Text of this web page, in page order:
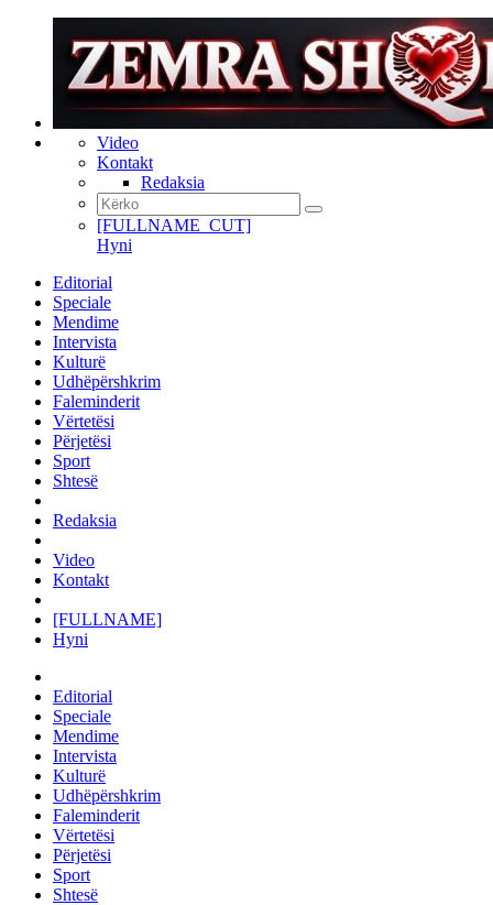
Video
Kontakt
Redaksia
[FULLNAME_CUT]
Hyni
Editorial
Speciale
Mendime
Intervista
Kulturë
Udhëpërshkrim
Faleminderit
Vërtetësi
Përjetësi
Sport
Shtesë
Redaksia
Video
Kontakt
[FULLNAME]
Hyni
Editorial
Speciale
Mendime
Intervista
Kulturë
Udhëpërshkrim
Faleminderit
Vërtetësi
Përjetësi
Sport
Shtesë